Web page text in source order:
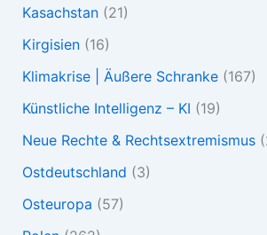
Kasachstan(21)
Kirgisien(16)
Klimakrise | Äußere Schranke(167)
Künstliche Intelligenz – KI (19)
Neue Rechte & Rechtsextremismus
Ostdeutschland (3)
Osteuropa (57)